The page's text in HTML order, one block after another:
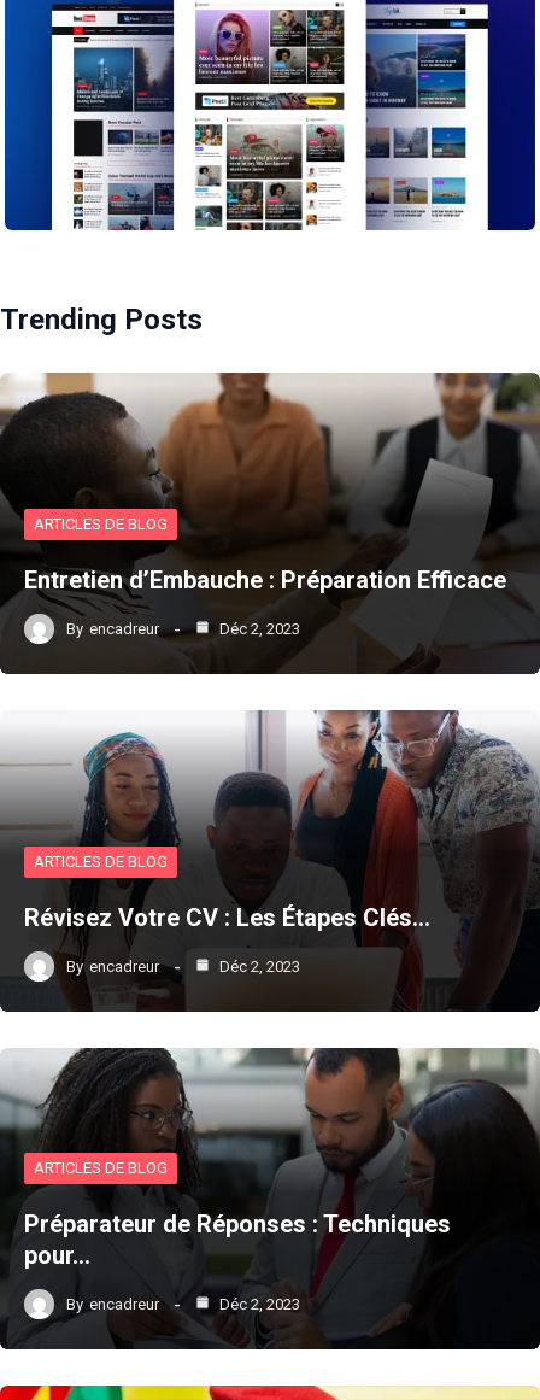
Trending Posts
ARTICLES DE BLOG
Entretien d’Embauche : Préparation Efficace
By encadreur Déc 2, 2023
ARTICLES DE BLOG
Révisez Votre CV : Les Étapes Clés…
By encadreur Déc 2, 2023
ARTICLES DE BLOG
Préparateur de Réponses : Techniques
pour…
By encadreur Déc 2, 2023